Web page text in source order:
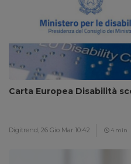
Carta Europea Disabilità
Digitrend, 26 Gio Mar 10:42 4 min